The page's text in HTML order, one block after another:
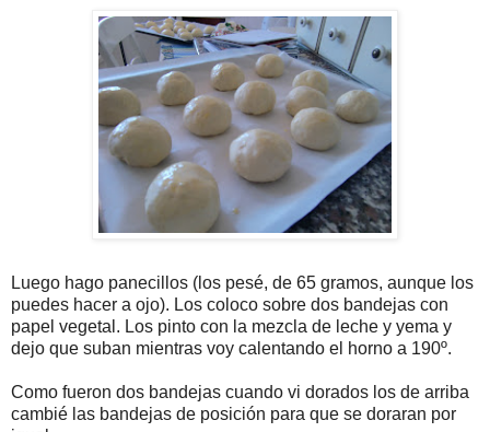
Luego hago panecillos (los pesé, de 65 gramos, aunque los
puedes hacer a ojo). Los coloco sobre dos bandejas con
papel vegetal. Los pinto con la mezcla de leche y yema y
dejo que suban mientras voy calentando el horno a 190º.
Como fueron dos bandejas cuando vi dorados los de arriba
cambié las bandejas de posición para que se doraran por